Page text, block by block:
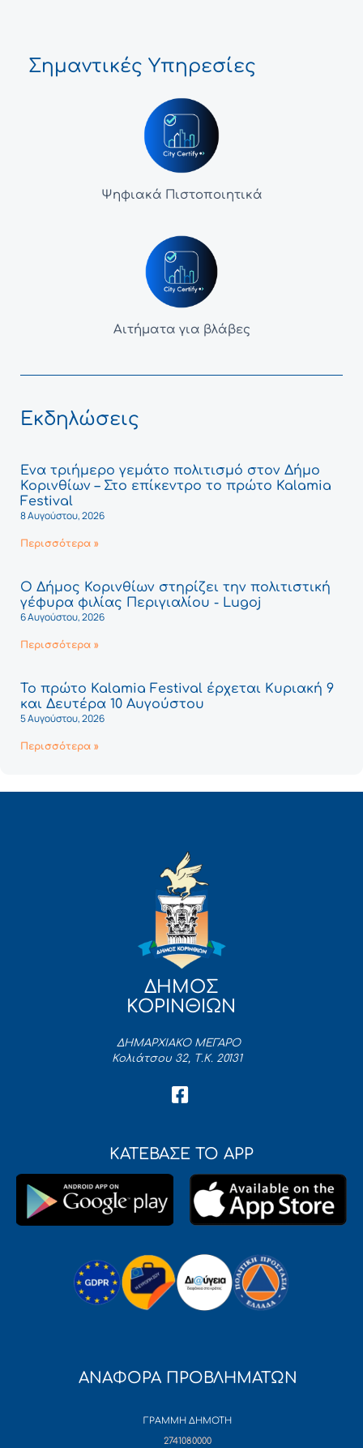
Σημαντικές Υπηρεσίες
Ψηφιακά Πιστοποιητικά
Αιτήματα για βλάβες
Εκδηλώσεις
Ένα τριήμερο γεμάτο πολιτισμό στον Δήμο
Κορινθίων – Στο επίκεντρο το πρώτο Kalamia
Festival
8 Αυγούστου, 2026
Περισσότερα »
Ο Δήμος Κορινθίων στηρίζει την πολιτιστική
γέφυρα φιλίας Περιγιαλίου - Lugoj
6 Αυγούστου, 2026
Περισσότερα »
Το πρώτο Kalamia Festival έρχεται Κυριακή 9
και Δευτέρα 10 Αυγούστου
5 Αυγούστου, 2026
Περισσότερα »
ΔΗΜΟΣ
ΚΟΡΙΝΘΙΩΝ
ΔΗΜΑΡΧΙΑΚΟ ΜΕΓΑΡΟ
Κολιάτσου 32, Τ.Κ. 20131
ΚΑΤΕΒΑΣΕ ΤΟ APP
ΑΝΑΦΟΡΑ ΠΡΟΒΛΗΜΑΤΩΝ
ΓΡΑΜΜΗ ΔΗΜΟΤΗ
2741080000